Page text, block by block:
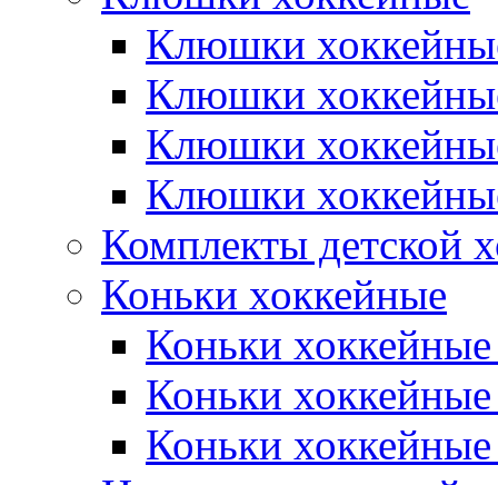
Клюшки
Клюшки
Клюшки
Клюшки
Комплекты детской
Коньки хоккейные
Коньки хоккейные
Коньки
Коньки